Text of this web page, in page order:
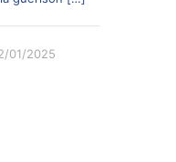
01/2025